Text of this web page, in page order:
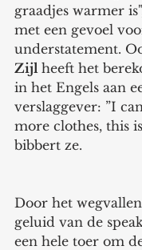
graadjes warmer
met een gevoel
understatement.
Zijl heeft het
in het Engels aan
verslaggever: ”I
more clothes, this
bibbert ze.
Door het
geluid van de
een hele toer om